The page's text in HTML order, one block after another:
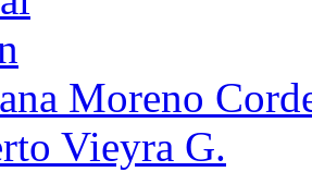
Moreno
Vieyra G.